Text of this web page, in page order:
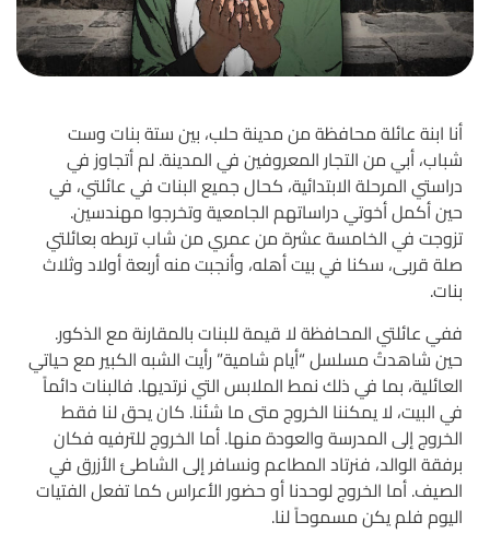
أنا ابنة عائلة محافظة من مدينة حلب، بين ستة بنات وست
شباب، أبي من التجار المعروفين في المدينة. لم أتجاوز في
دراستي المرحلة الابتدائية، كحال جميع البنات في عائلتي، في
حين أكمل أخوتي دراساتهم الجامعية وتخرجوا مهندسين.
تزوجت في الخامسة عشرة من عمري من شاب تربطه بعائلتي
صلة قربى، سكنا في بيت أهله، وأنجبت منه أربعة أولاد وثلاث
بنات.
ففي عائلتي المحافظة لا قيمة للبنات بالمقارنة مع الذكور.
حين شاهدتُ مسلسل “أيام شامية” رأيت الشبه الكبير مع حياتي
العائلية، بما في ذلك نمط الملابس التي نرتديها. فالبنات دائماً
في البيت، لا يمكننا الخروج متى ما شئنا. كان يحق لنا فقط
الخروج إلى المدرسة والعودة منها. أما الخروج للترفيه فكان
برفقة الوالد، فنرتاد المطاعم ونسافر إلى الشاطئ الأزرق في
الصيف. أما الخروج لوحدنا أو حضور الأعراس كما تفعل الفتيات
اليوم فلم يكن مسموحاً لنا.